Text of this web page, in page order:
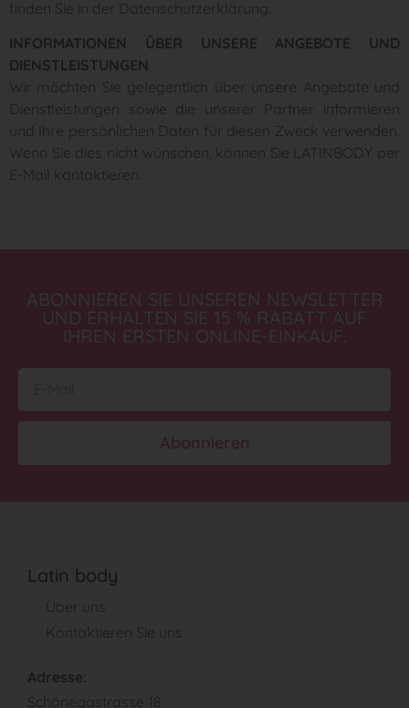
finden Sie in der Datenschutzerklärung.
INFORMATIONEN ÜBER UNSERE ANGEBOTE UND
DIENSTLEISTUNGEN
Wir möchten Sie gelegentlich über unsere Angebote und
Dienstleistungen sowie die unserer Partner informieren
und Ihre persönlichen Daten für diesen Zweck verwenden.
Wenn Sie dies nicht wünschen, können Sie LATINBODY per
E-Mail kontaktieren.
ABONNIEREN SIE UNSEREN NEWSLETTER
UND ERHALTEN SIE 15 % RABATT AUF
IHREN ERSTEN ONLINE-EINKAUF.
Abonnieren
Latin body
Über uns
Kontaktieren Sie uns
Adresse:
Schöneggstrasse 18